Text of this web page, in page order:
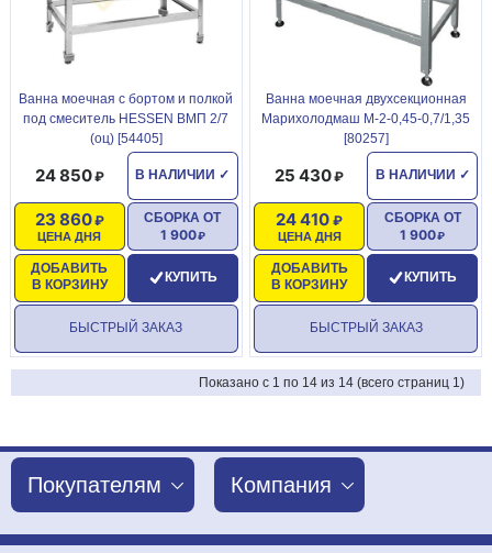
Ванна моечная с бортом и полкой
под смеситель HESSEN ВМП 2/7
(оц) [54405]
В НАЛИЧИИ ✓
24 850
ЦЕНА ДНЯ
23 860
ДОБАВИТЬ
В КОРЗИНУ
СБОРКА ОТ
1 900
КУПИТЬ
БЫСТРЫЙ ЗАКАЗ
Ванна моечная двухсекционная
Марихолодмаш М-2-0,45-0,7/1,35
[80257]
В НАЛИЧИИ ✓
25 430
ЦЕНА ДНЯ
24 410
ДОБАВИТЬ
В КОРЗИНУ
СБОРКА ОТ
1 900
КУПИТЬ
БЫСТРЫЙ ЗАКАЗ
Показано с 1 по 14 из 14 (всего страниц 1)
Покупателям Компания